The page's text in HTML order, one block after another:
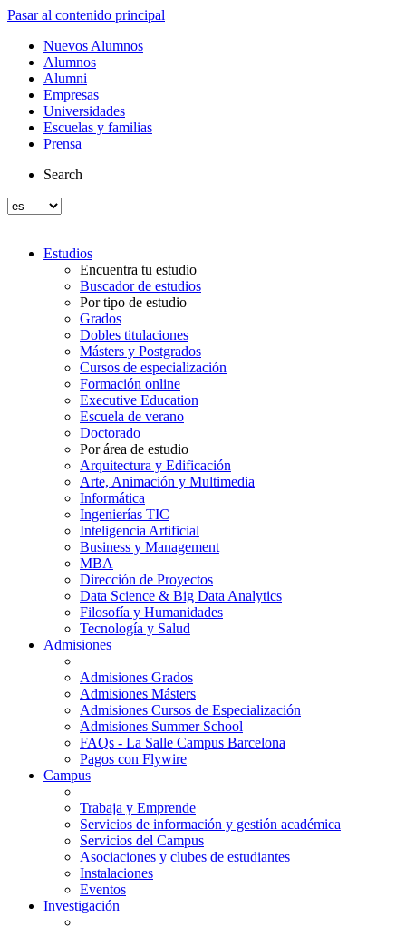
Pasar al contenido principal
Nuevos Alumnos
Alumnos
Alumni
Empresas
Universidades
Escuelas y familias
Prensa
Search
Estudios
Encuentra tu estudio
Buscador de estudios
Por tipo de estudio
Grados
Dobles titulaciones
Másters y Postgrados
Cursos de especialización
Formación online
Executive Education
Escuela de verano
Doctorado
Por área de estudio
Arquitectura y Edificación
Arte, Animación y Multimedia
Informática
Ingenierías TIC
Inteligencia Artificial
Business y Management
MBA
Dirección de Proyectos
Data Science & Big Data Analytics
Filosofía y Humanidades
Tecnología y Salud
Admisiones
Admisiones Grados
Admisiones Másters
Admisiones Cursos de Especialización
Admisiones Summer School
FAQs - La Salle Campus Barcelona
Pagos con Flywire
Campus
Trabaja y Emprende
Servicios de información y gestión académica
Servicios del Campus
Asociaciones y clubes de estudiantes
Instalaciones
Eventos
Investigación